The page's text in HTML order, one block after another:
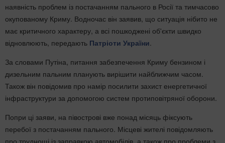
наявність проблем із постачанням пального в Росії та тимчасово
окупованому Криму. Водночас він заявив, що ситуація нібито не
має критичного характеру, а всі пошкоджені об'єкти швидко
відновлюють, передають Патріоти України.
За словами Путіна, питання забезпечення Криму бензином і
дизельним пальним планують вирішити найближчим часом.
Також він повідомив про намір посилити захист енергетичної
інфраструктури за допомогою систем протиповітряної оборони.
Попри ці заяви, на півострові вже понад місяць фіксують
перебої з постачанням пального. Місцеві жителі повідомляють
про труднощі із заправкою автомобілів, а також про проблеми з